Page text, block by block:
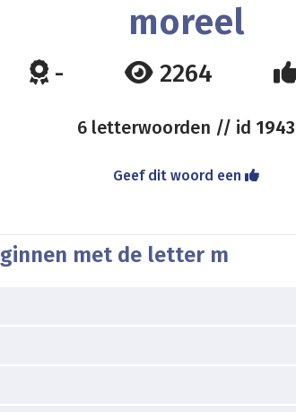
moreel
- 2264
6 letterwoorden // id 1943
Geef dit woord een
met de letter m